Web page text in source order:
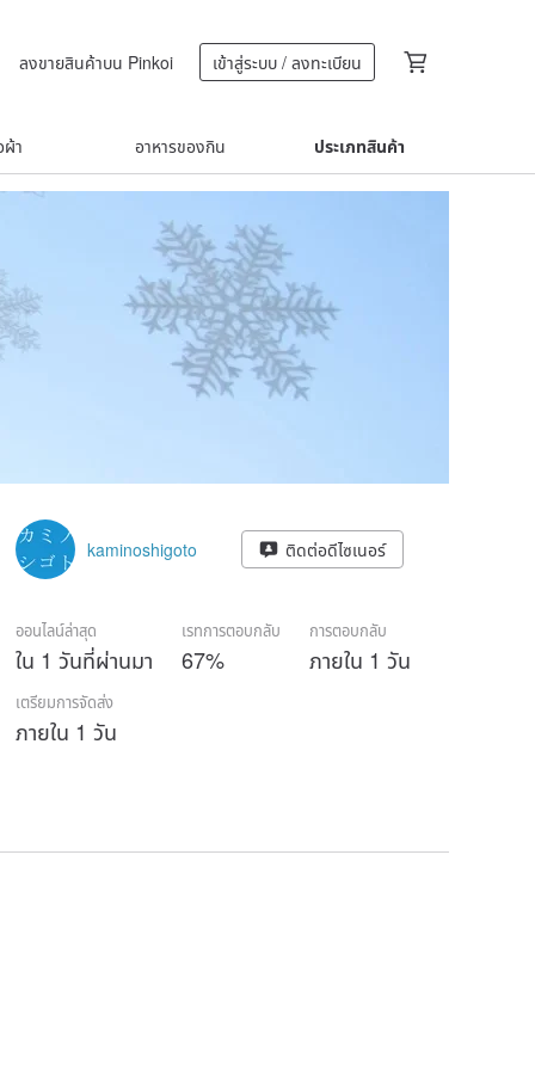
ลงขายสินค้าบน Pinkoi เข้าสู่ระบบ / ลงทะเบียน
ผ้า อาหารของกิน ประเภทสินค้า
kaminoshigoto ติดต่อดีไซเนอร์
ออนไลน์ล่าสุด
ใน 1 วันที่ผ่านมา
เรทการตอบกลับ
67%
การตอบกลับ
ภายใน 1 วัน
เตรียมการจัดส่ง
ภายใน 1 วัน